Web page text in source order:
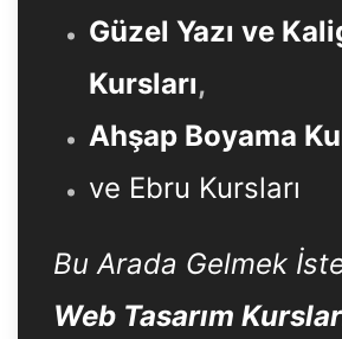
Güzel Yazı ve
Kursları,
Ahşap Boyama
ve Ebru Kursları
Bu Arada Gelmek
Web Tasarım